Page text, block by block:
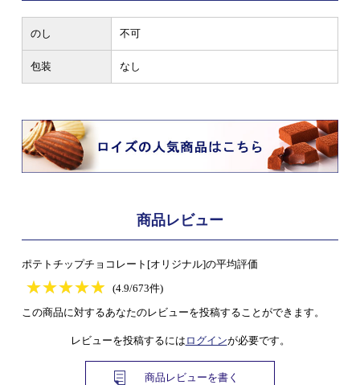
のし 不可
包装 なし
商品レビュー
ポテトチップチョコレート[オリジナル]の平均評価
★★★★★
★★★★★
(4.9/673件)
この商品に対するあなたのレビューを投稿することができます。
レビューを投稿するには ログインが必要です。
商品レビューを書く